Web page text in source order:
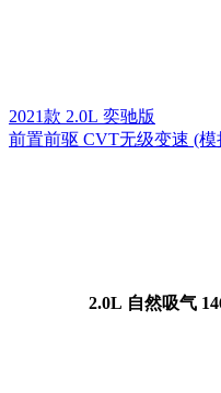
2021款 2.0L 奕驰版
前置前驱 CVT无级变速 (模
2.0L 自然吸气